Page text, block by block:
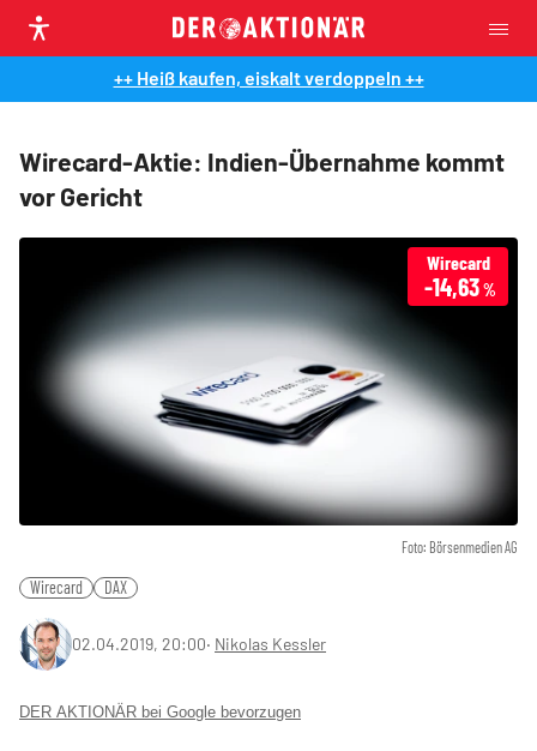
++ Heiß kaufen, eiskalt verdoppeln ++
Wirecard-Aktie: Indien-Übernahme kommt
vor Gericht
Foto: Börsenmedien AG
Wirecard
-14,63%
Wirecard DAX
02.04.2019, 20:00‧ Nikolas Kessler
DER AKTIONÄR bei Google bevorzugen